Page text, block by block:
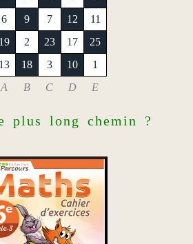
6 9 7 12
11
19 2 23 17
25
13 18 3 10
1
A
B C D E
plus long chemin ?